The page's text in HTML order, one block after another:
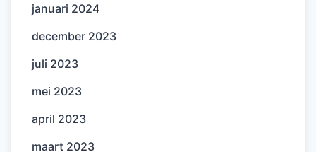
januari 2024
december 2023
juli 2023
mei 2023
april 2023
maart 2023